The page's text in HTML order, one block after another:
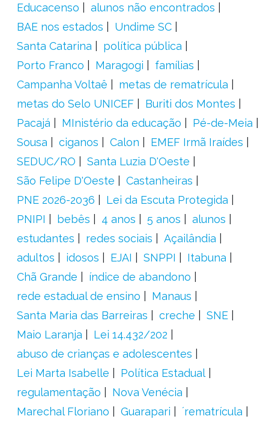
Educacenso
alunos não encontrados
BAE nos estados
Undime SC
Santa Catarina
política pública
Porto Franco
Maragogi
famílias
Campanha Voltaê
metas de rematrícula
metas do Selo UNICEF
Buriti dos Montes
Pacajá
MInistério da educação
Pé-de-Meia
Sousa
ciganos Calon
EMEF Irmã Iraídes
SEDUC/RO
Santa Luzia D'Oeste
São Felipe D'Oeste
Castanheiras
PNE 2026-2036
Lei da Escuta Protegida
PNIPI
bebês 4 anos 5 anos
alunos
estudantes
redes sociais
Açailândia
adultos
idosos EJAI SNPPI
Itabuna
Chã Grande
índice de abandono
rede estadual de ensino
Manaus
Santa Maria das Barreiras
creche
SNE
Maio Laranja
Lei 14.432/202
abuso de crianças e adolescentes
Lei Marta Isabelle
Política Estadual
regulamentação
Nova Venécia
Marechal Floriano
Guarapari
´rematrícula